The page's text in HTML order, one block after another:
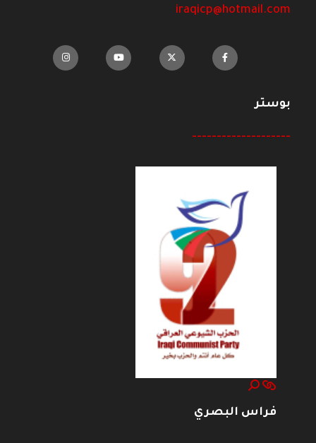
iraqicp@hotmail.com
بوستر
--------------------
فراس البصري